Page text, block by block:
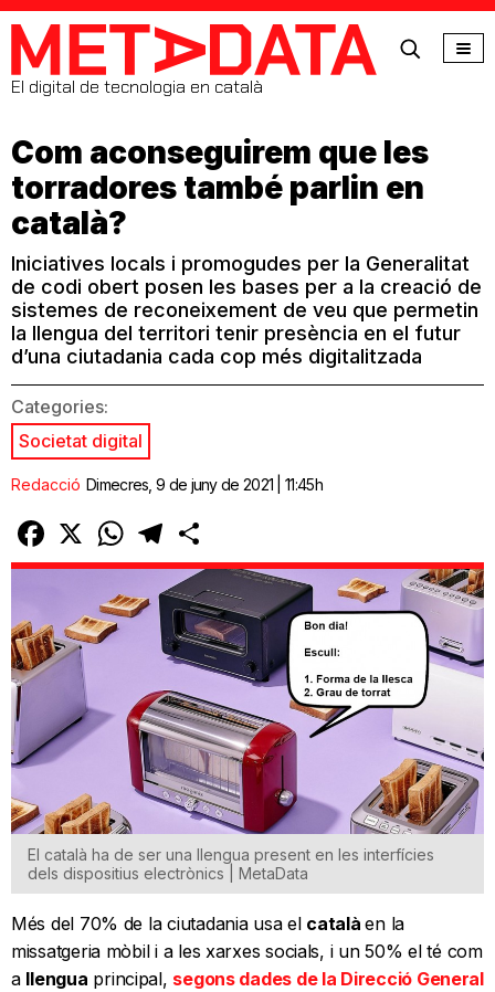
MetaData
El digital de tecnologia en català
Com aconseguirem que les
torradores també parlin en
català?
Iniciatives locals i promogudes per la Generalitat
de codi obert posen les bases per a la creació de
sistemes de reconeixement de veu que permetin
la llengua del territori tenir presència en el futur
d’una ciutadania cada cop més digitalitzada
Categories:
Societat digital
Redacció Dimecres, 9 de juny de 2021 | 11:45h
Facebook
X WhatsAppTelegram
El català ha de ser una llengua present en les interfícies
dels dispositius electrònics | MetaData
Més del 70% de la ciutadania usa el catalàen la
missatgeria mòbil i a les xarxes socials, i un 50% el té com
a llengua principal, segons dades de la Direcció General